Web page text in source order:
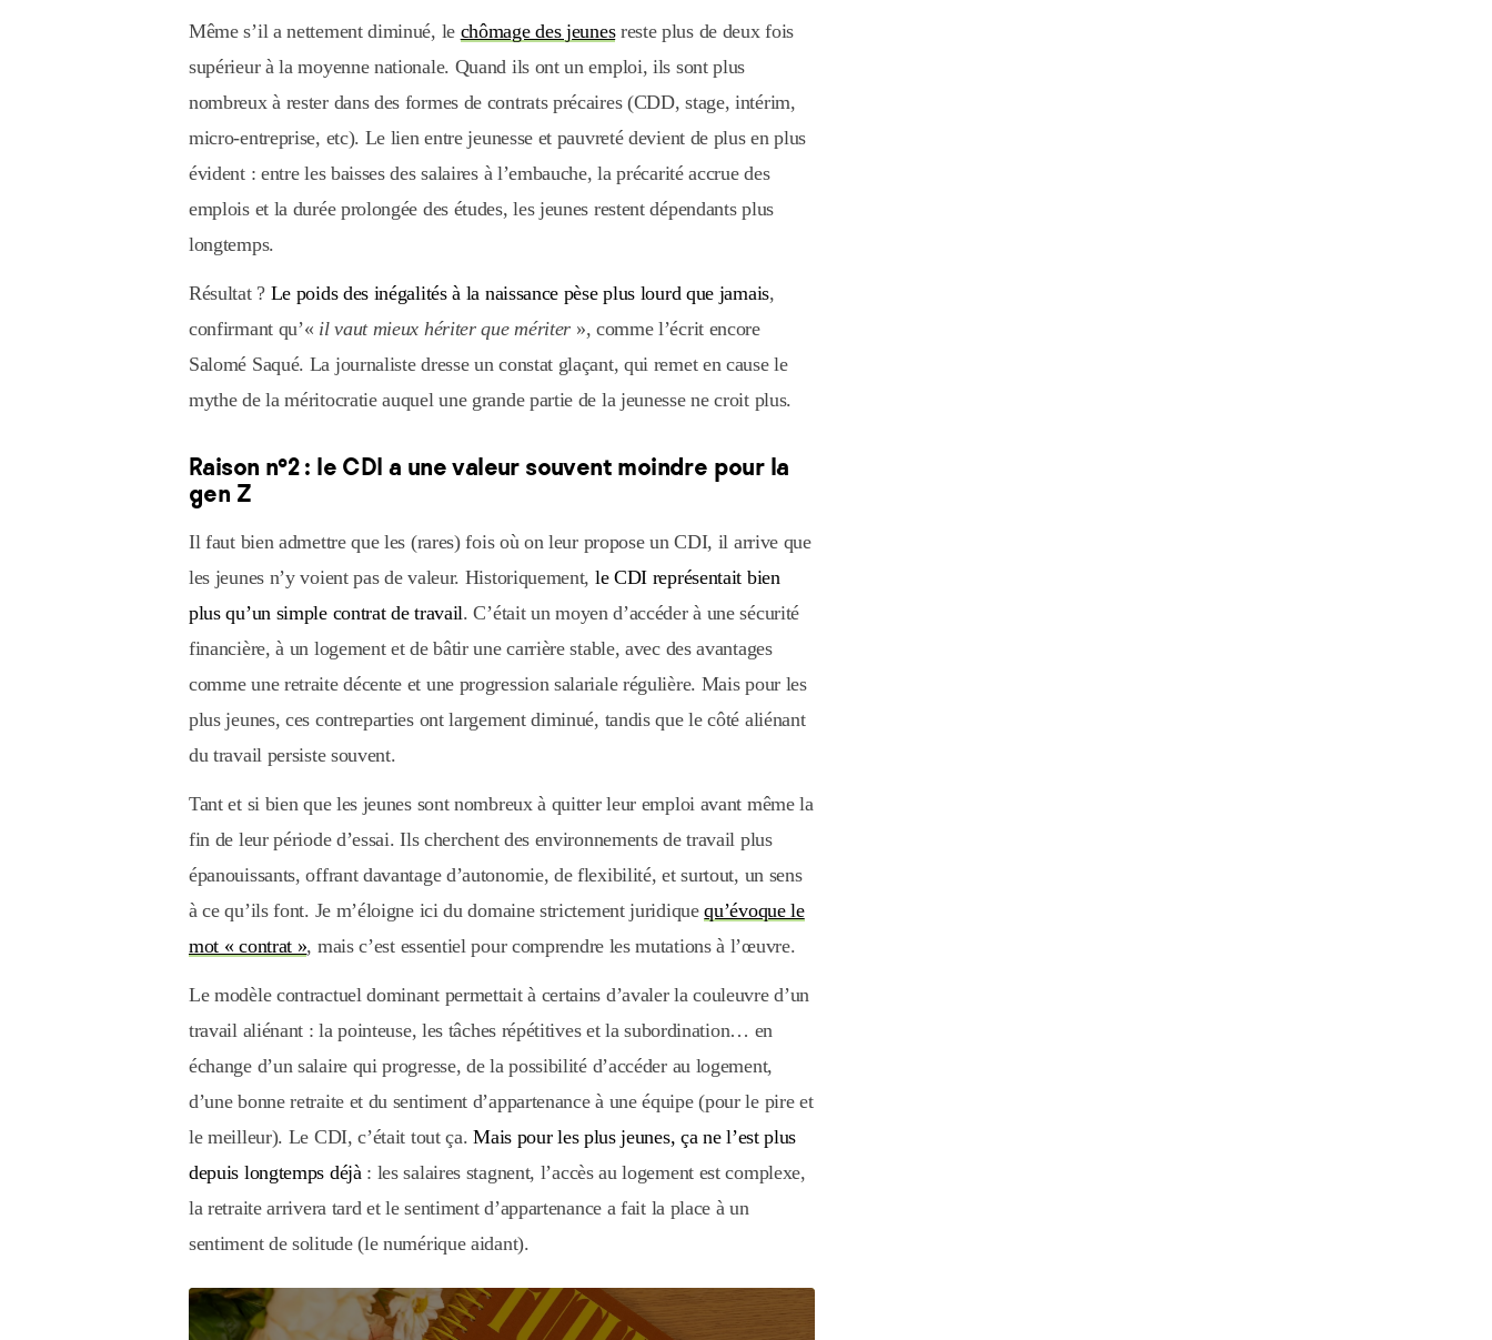
Même s’il a nettement diminué, le chômage des jeunesreste plus de deux fois
supérieur à la moyenne nationale. Quand ils ont un emploi, ils sont plus
nombreux à rester dans des formes de contrats précaires (CDD, stage, intérim,
micro-entreprise, etc). Le lien entre jeunesse et pauvreté devient de plus en plus
évident : entre les baisses des salaires à l’embauche, la précarité accrue des
emplois et la durée prolongée des études, les jeunes restent dépendants plus
longtemps.
Résultat ? Le poids des inégalités à la naissance pèse plus lourd que jamais,
confirmant qu’« il vaut mieux hériter que mériter », comme l’écrit encore
Salomé Saqué. La journaliste dresse un constat glaçant, qui remet en cause le
mythe de la méritocratie auquel une grande partie de la jeunesse ne croit plus.
Raison n°2 : le CDI a une valeur souvent moindre pour la
gen Z
Il faut bien admettre que les (rares) fois où on leur propose un CDI, il arrive que
les jeunes n’y voient pas de valeur. Historiquement, le CDI représentait bien
plus qu’un simple contrat de travail. C’était un moyen d’accéder à une sécurité
financière, à un logement et de bâtir une carrière stable, avec des avantages
comme une retraite décente et une progression salariale régulière. Mais pour les
plus jeunes, ces contreparties ont largement diminué, tandis que le côté aliénant
du travail persiste souvent.
Tant et si bien que les jeunes sont nombreux à quitter leur emploi avant même la
fin de leur période d’essai. Ils cherchent des environnements de travail plus
épanouissants, offrant davantage d’autonomie, de flexibilité, et surtout, un sens
à ce qu’ils font. Je m’éloigne ici du domaine strictement juridiquequ’évoque le
mot « contrat », mais c’est essentiel pour comprendre les mutations à l’œuvre.
Le modèle contractuel dominant permettait à certains d’avaler la couleuvre d’un
travail aliénant : la pointeuse, les tâches répétitives et la subordination… en
échange d’un salaire qui progresse, de la possibilité d’accéder au logement,
d’une bonne retraite et du sentiment d’appartenance à une équipe (pour le pire et
le meilleur). Le CDI, c’était tout ça.Mais pour les plus jeunes, ça ne l’est plus
depuis longtemps déjà: les salaires stagnent, l’accès au logement est complexe,
la retraite arrivera tard et le sentiment d’appartenance a fait la place à un
sentiment de solitude (le numérique aidant).